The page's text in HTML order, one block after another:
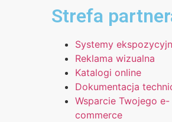
Strefa
Systemy
Reklama wizualna
Katalogi online
Dokumentacja
Wsparcie Twojego e-
commerce